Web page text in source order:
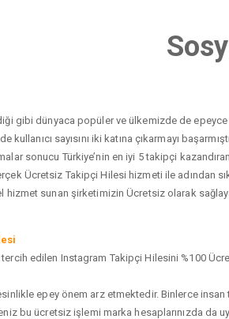
gibi dünyaca popüler ve ülkemizde de epeyce
kullanıcı sayısını iki katına çıkarmayı
sonucu Türkiye’nin en iyi 5 takipçi
Ücretsiz Takipçi Hilesi hizmeti ile adından
hizmet sunan şirketimizin Ücretsiz olarak
tercih edilen Instagram Takipçi Hilesini %100
epey önem arz etmektedir. Binlerce
bu ücretsiz işlemi marka hesaplarınızda da